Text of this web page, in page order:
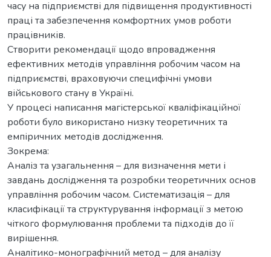
часу на підприємстві для підвищення продуктивності
праці та забезпечення комфортних умов роботи
працівників.
Створити рекомендації щодо впровадження
ефективних методів управління робочим часом на
підприємстві, враховуючи специфічні умови
військового стану в Україні.
У процесі написання магістерської кваліфікаційної
роботи було використано низку теоретичних та
емпіричних методів дослідження.
Зокрема:
Аналіз та узагальнення – для визначення мети і
завдань дослідження та розробки теоретичних основ
управління робочим часом. Систематизація – для
класифікації та структурування інформації з метою
чіткого формулювання проблеми та підходів до її
вирішення.
Аналітико-монографічний метод – для аналізу